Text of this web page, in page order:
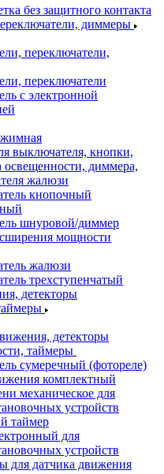
без защитного контакта
диммеры
переключатели,
переключатели
с электронной
выключателя, кнопки,
освещенности, диммера,
жалюзи
кнопочный
шнуровой/диммер
мощности
жалюзи
трехступенчатый
детекторы
детекторы
таймеры
сумеречный (фотореле)
комплектный
механическое для
устройств
таймер
для
устройств
для датчика движения